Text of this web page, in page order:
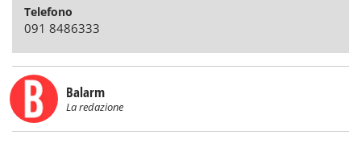
Telefono
091 8486333
Balarm
La redazione